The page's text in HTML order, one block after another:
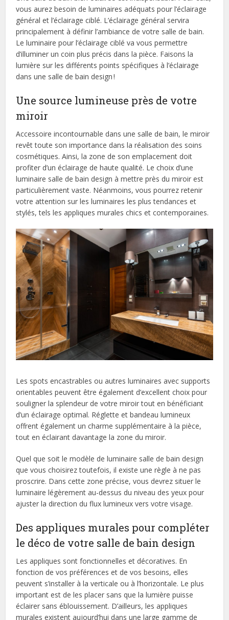
vous aurez besoin de luminaires adéquats pour l’éclairage
général et l’éclairage ciblé. L’éclairage général servira
principalement à définir l’ambiance de votre salle de bain.
Le luminaire pour l’éclairage ciblé va vous permettre
d’illuminer un coin plus précis dans la pièce. Faisons la
lumière sur les différents points spécifiques à l’éclairage
dans une salle de bain design!
Une source lumineuse près de votre
miroir
Accessoire incontournable dans une salle de bain, le miroir
revêt toute son importance dans la réalisation des soins
cosmétiques. Ainsi, la zone de son emplacement doit
profiter d’un éclairage de haute qualité. Le choix d’une
luminaire salle de bain design à mettre près du miroir est
particulièrement vaste. Néanmoins, vous pourrez retenir
votre attention sur les luminaires les plus tendances et
stylés, tels les appliques murales chics et contemporaines.
Les spots encastrables ou autres luminaires avec supports
orientables peuvent être également d’excellent choix pour
souligner la splendeur de votre miroir tout en bénéficiant
d’un éclairage optimal. Réglette et bandeau lumineux
offrent également un charme supplémentaire à la pièce,
tout en éclairant davantage la zone du miroir.
Quel que soit le modèle de luminaire salle de bain design
que vous choisirez toutefois, il existe une règle à ne pas
proscrire. Dans cette zone précise, vous devrez situer le
luminaire légèrement au-dessus du niveau des yeux pour
ajuster la direction du flux lumineux vers votre visage.
Des appliques murales pour compléter
le déco de votre salle de bain design
Les appliques sont fonctionnelles et décoratives. En
fonction de vos préférences et de vos besoins, elles
peuvent s’installer à la verticale ou à l’horizontale. Le plus
important est de les placer sans que la lumière puisse
éclairer sans éblouissement. D’ailleurs, les appliques
murales existent aujourd’hui dans une large gamme de